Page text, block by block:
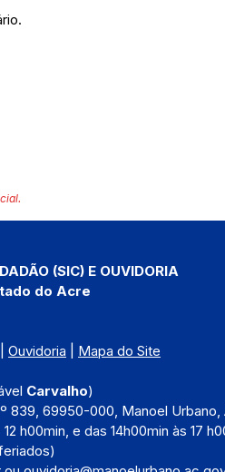
(SIC) E OUVIDORIA
do Acre
Ouvidoria Mapa do Site
Carvalho)
839, 69950-000, Manoel Urbano,
h00min, e das 14h00min às 17